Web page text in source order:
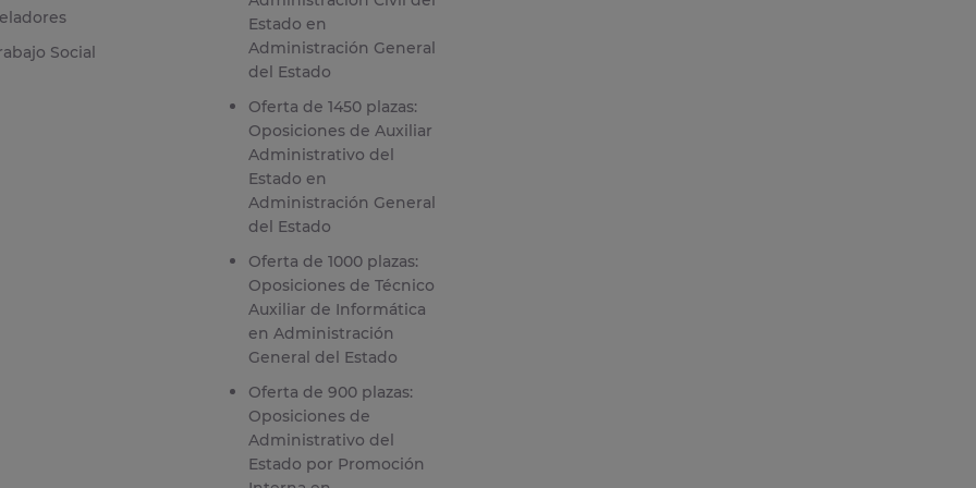
Social
Estado en
Administración General
del Estado
Oferta de 1450 plazas:
Oposiciones de Auxiliar
Administrativo del
Estado en
Administración General
del Estado
Oferta de 1000 plazas:
Oposiciones de Técnico
Auxiliar de Informática
en Administración
General del Estado
Oferta de 900 plazas:
Oposiciones de
Administrativo del
Estado por Promoción